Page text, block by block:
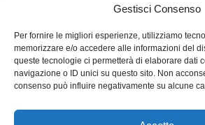
Gestisci Consenso
Per fornire le migliori esperienze, utilizziamo
memorizzare e/o accedere alle informazioni del
queste tecnologie ci permetterà di elaborare dati
navigazione o ID unici su questo sito. Non
consenso può influire negativamente su alcune
Nome e Cognome